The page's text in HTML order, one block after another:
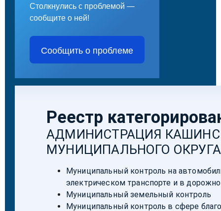
Столкнулись с проблемой —
сообщите о ней!
Сообщить о проблеме